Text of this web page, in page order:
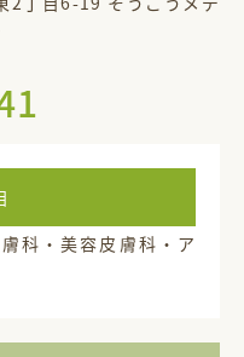
科・美容皮膚科・ア